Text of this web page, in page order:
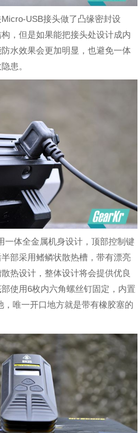
USB接头做了凸缘密封设
，但是如果能把接头处设计成内
水效果会更加明显，也避免一体
患。
一体全金属机身设计，顶部控制键
部采用鳍鳞状散热槽，带有漂亮
热设计，整体设计将会提供优良
使用6枚内六角螺丝钉固定，内置
，唯一开口地方就是带有橡胶塞的